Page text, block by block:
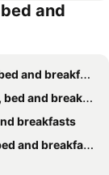
and
and breakfasts
and breakfasts
breakfasts
and breakfasts